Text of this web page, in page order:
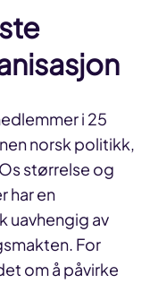
i 25
norsk politikk,
størrelse og
har en
uavhengig av
For
om å påvirke